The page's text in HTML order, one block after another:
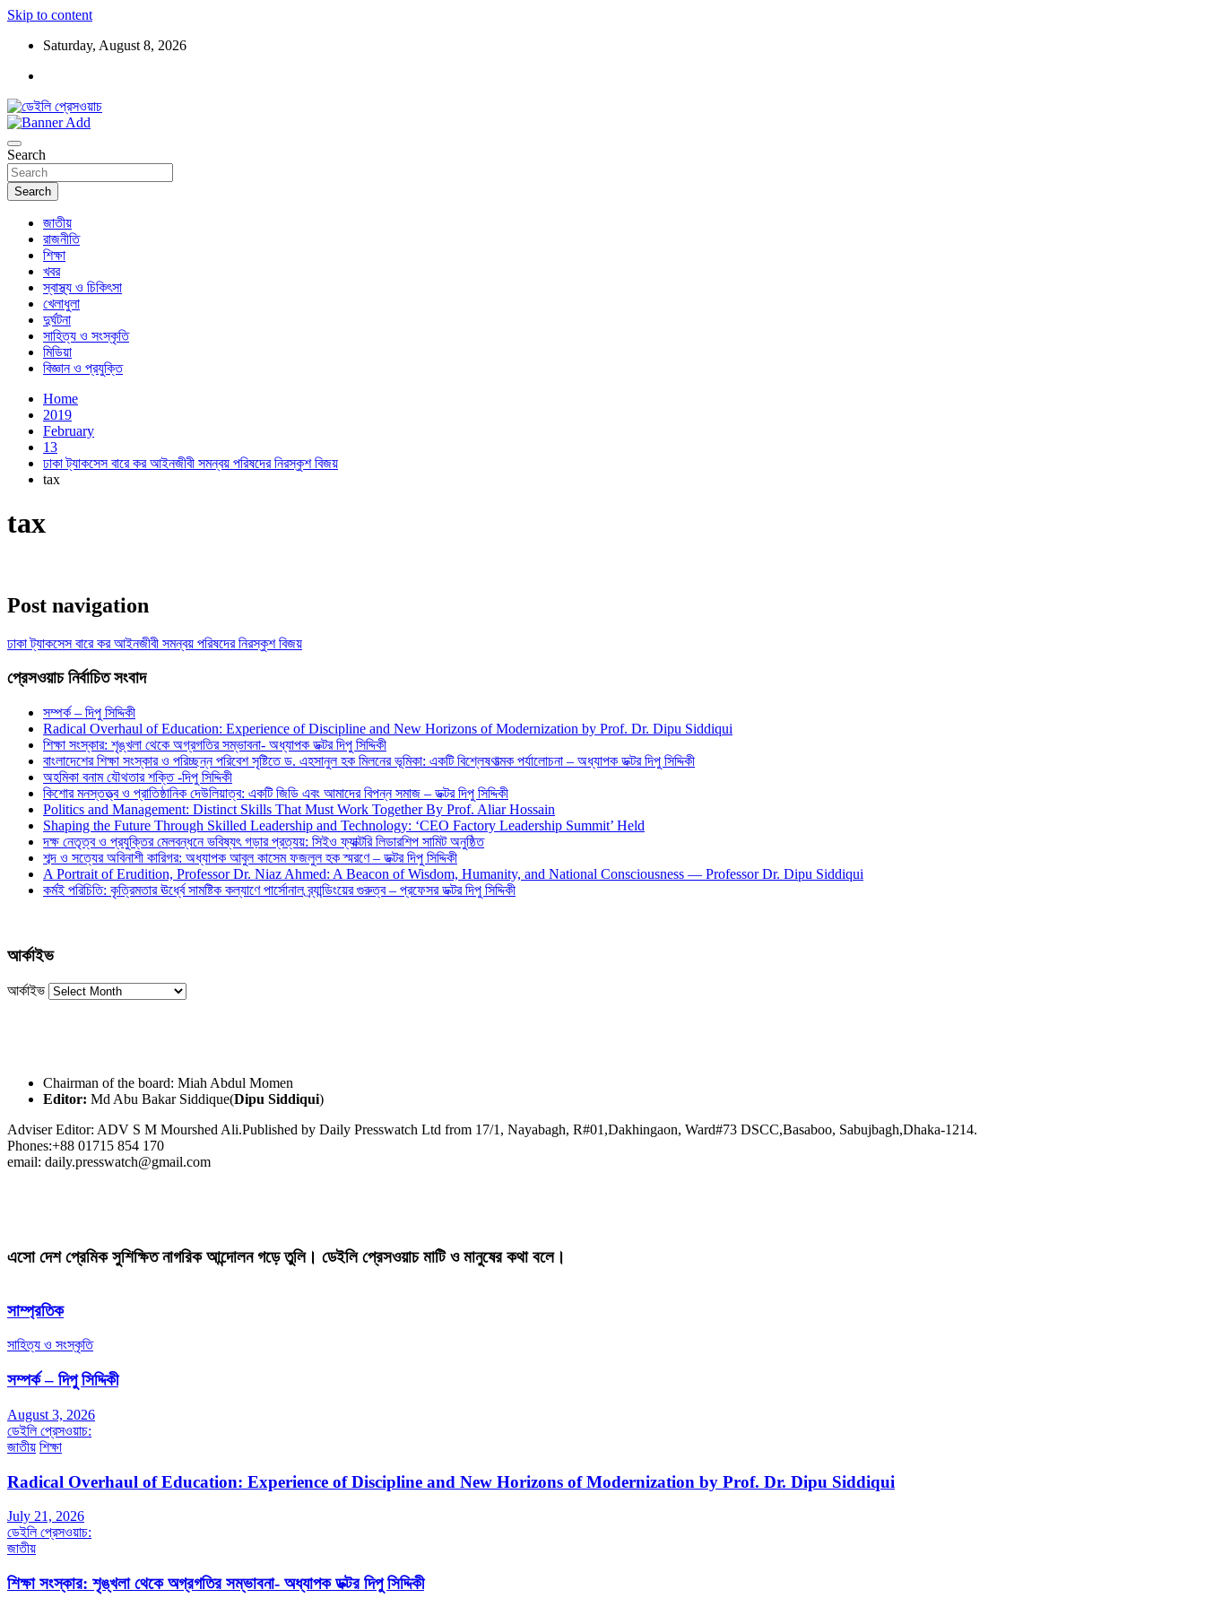
Skip to content
Saturday, August 8, 2026
ডেইলি প্রেসওয়াচ
Search
Search
জাতীয়
রাজনীতি
শিক্ষা
খবর
স্বাস্থ্য ও চিকিৎসা
খেলাধুলা
দুর্ঘটনা
সাহিত্য ও সংস্কৃতি
মিডিয়া
বিজ্ঞান ও প্রযুক্তি
Home
2019
February
13
ঢাকা ট্যাকসেস বারে কর আইনজীবী সমন্বয় পরিষদের নিরস্কুশ বিজয়
tax
tax
Post navigation
ঢাকা ট্যাকসেস বারে কর আইনজীবী সমন্বয় পরিষদের নিরস্কুশ বিজয়
প্রেসওয়াচ নির্বাচিত সংবাদ
সম্পর্ক – দিপু সিদ্দিকী
Radical Overhaul of Education: Experience of Discipline and New Horizons of Modernization by Prof. Dr. Dipu Siddiqui
শিক্ষা সংস্কার: শৃঙ্খলা থেকে অগ্রগতির সম্ভাবনা- অধ্যাপক ডক্টর দিপু সিদ্দিকী
বাংলাদেশের শিক্ষা সংস্কার ও পরিচ্ছন্ন পরিবেশ সৃষ্টিতে ড. এহসানুল হক মিলনের ভূমিকা: একটি বিশ্লেষণাত্মক পর্যালোচনা – অধ্যাপক ডক্টর দিপু সিদ্দিকী
অহমিকা বনাম যৌথতার শক্তি -দিপু সিদ্দিকী
কিশোর মনস্তত্ত্ব ও প্রাতিষ্ঠানিক দেউলিয়াত্ব: একটি জিডি এবং আমাদের বিপন্ন সমাজ – ডক্টর দিপু সিদ্দিকী
Politics and Management: Distinct Skills That Must Work Together By Prof. Aliar Hossain
Shaping the Future Through Skilled Leadership and Technology: ‘CEO Factory Leadership Summit’ Held
দক্ষ নেতৃত্ব ও প্রযুক্তির মেলবন্ধনে ভবিষ্যৎ গড়ার প্রত্যয়: সিইও ফ্যাক্টরি লিডারশিপ সামিট অনুষ্ঠিত
শব্দ ও সত্যের অবিনাশী কারিগর: অধ্যাপক আবুল কাসেম ফজলুল হক স্মরণে – ডক্টর দিপু সিদ্দিকী
A Portrait of Erudition, Professor Dr. Niaz Ahmed: A Beacon of Wisdom, Humanity, and National Consciousness — Professor Dr. Dipu Siddiqui
কর্মই পরিচিতি: কৃত্রিমতার ঊর্ধ্বে সামষ্টিক কল্যাণে পার্সোনাল ব্র্যান্ডিংয়ের গুরুত্ব – প্রফেসর ডক্টর দিপু সিদ্দিকী
আর্কাইভ
আর্কাইভ
Chairman of the board: Miah Abdul Momen
Editor: Md Abu Bakar Siddique(Dipu Siddiqui)
Adviser Editor: ADV S M Mourshed Ali.Published by Daily Presswatch Ltd from 17/1, Nayabagh, R#01,Dakhingaon, Ward#73 DSCC,Basaboo, Sabujbagh,Dhaka-1214.
Phones:+88 01715 854 170
email: daily.presswatch@gmail.com
এসো দেশ প্রেমিক সুশিক্ষিত নাগরিক আন্দোলন গড়ে তুলি। ডেইলি প্রেসওয়াচ মাটি ও মানুষের কথা বলে।
সাম্প্রতিক
সাহিত্য ও সংস্কৃতি
সম্পর্ক – দিপু সিদ্দিকী
August 3, 2026
ডেইলি প্রেসওয়াচ:
জাতীয় শিক্ষা
Radical Overhaul of Education: Experience of Discipline and New Horizons of Modernization by Prof. Dr. Dipu Siddiqui
July 21, 2026
ডেইলি প্রেসওয়াচ:
জাতীয়
শিক্ষা সংস্কার: শৃঙ্খলা থেকে অগ্রগতির সম্ভাবনা- অধ্যাপক ডক্টর দিপু সিদ্দিকী